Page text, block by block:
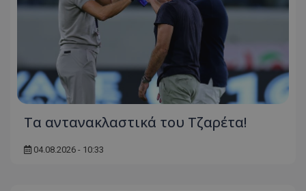
Τα αντανακλαστικά του Τζαρέτα!
04.08.2026 - 10:33